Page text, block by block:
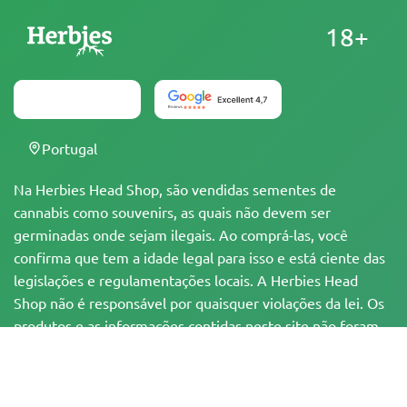
Na Herbies Head Shop, são vendidas sementes de
cannabis como souvenirs, as quais não devem ser
germinadas onde sejam ilegais. Ao comprá-las, você
confirma que tem a idade legal para isso e está ciente das
legislações e regulamentações locais. A Herbies Head
Shop não é responsável por quaisquer violações da lei. Os
produtos e as informações contidas neste site não foram
18+
Portugal